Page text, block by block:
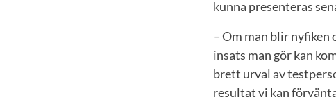
kunna presenteras
− Om man blir
insats man gör kan
brett urval av
resultat vi kan